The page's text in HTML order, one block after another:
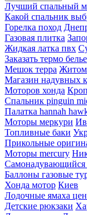
Лучший спальный
Какой спальник
Горелка поход
Газовая плитка
Жидкая латка пвх
Заказать термо белье
Мешок терра
Магазин надувных
Моторов хонда
Спальник pinguin
Палатка hannah
Моторы меркури
Топливные баки
Прикольные
Моторы mercury
Самонадувающийся
Баллоны газовые
Хонда мотор Киев
Лодочные ямаха
Детские рюкзаки